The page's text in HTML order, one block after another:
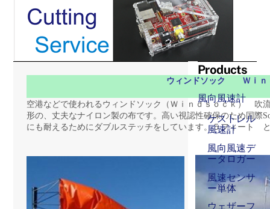
ウィンドソック Ｗｉｎ
空港などで使われるウィンドソック（Ｗｉｎｄｓｏｃｋ） 吹
形の、丈夫なナイロン製の布です。高い視認性確保のため国際
にも耐えるためにダブルステッチをしています。５フィート
Products
風向風速計
ケストレル
風速計
風向風速デ
ータロガー
風速センサ
ー単体
ウェザーフ